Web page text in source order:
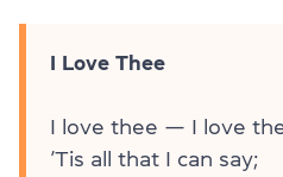
I Love Thee
I love thee — I love
’Tis all that I can say;